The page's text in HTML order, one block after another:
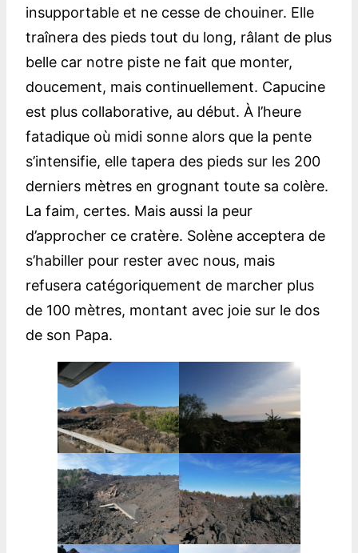
insupportable et ne cesse de chouiner. Elle
traînera des pieds tout du long, râlant de plus
belle car notre piste ne fait que monter,
doucement, mais continuellement. Capucine
est plus collaborative, au début. À l’heure
fatadique où midi sonne alors que la pente
s’intensifie, elle tapera des pieds sur les 200
derniers mètres en grognant toute sa colère.
La faim, certes. Mais aussi la peur
d’approcher ce cratère. Solène acceptera de
s’habiller pour rester avec nous, mais
refusera catégoriquement de marcher plus
de 100 mètres, montant avec joie sur le dos
de son Papa.